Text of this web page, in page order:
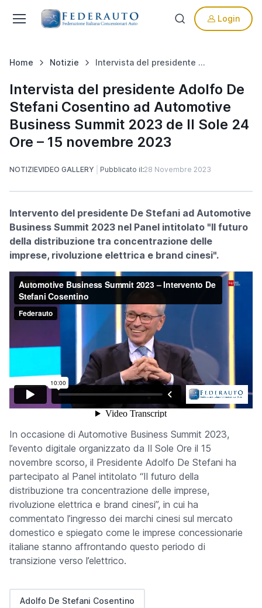
Login
Home Notizie Intervista del presidente Adolfo De Stefani Cosentino ad Automotive Business Summit 2023 de Il Sole 24 Ore – 15 novembre 2023
Intervista del presidente Adolfo De
Stefani Cosentino ad Automotive
Business Summit 2023 de Il Sole 24
Ore – 15 novembre 2023
NOTIZIEVIDEO GALLERY Pubblicato il:28 Novembre 2023
Intervento del presidente De Stefani ad Automotive
Business Summit 2023 nel Panel intitolato "Il futuro
della distribuzione tra concentrazione delle
imprese, rivoluzione elettrica e brand cinesi".
In occasione di Automotive Business Summit 2023,
l’evento digitale organizzato da Il Sole Ore il 15
novembre scorso, il Presidente Adolfo De Stefani ha
partecipato al Panel intitolato “Il futuro della
distribuzione tra concentrazione delle imprese,
rivoluzione elettrica e brand cinesi”, in cui ha
commentato l’ingresso dei marchi cinesi sul mercato
domestico e spiegato come le imprese concessionarie
italiane stanno affrontando questo periodo di
transizione verso l’elettrico.
Adolfo De Stefani Cosentino